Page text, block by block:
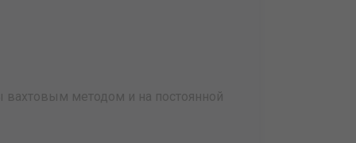
методом и на постоянной